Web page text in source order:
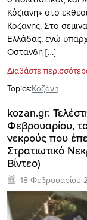
Κόζιανη» στο
Κοζάνης. Στο
Ελλάδας, ενώ
Οστάνδη […]
Διαβάστε
Topics:Κοζάνη
kozan.gr:
Φεβρουαρίου,
νεκρούς που
Στρατιωτικό
Βίντεο)
18 Φεβρουαρίου